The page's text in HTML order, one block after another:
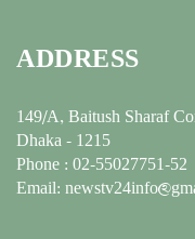
ADDRESS
149/A, Baitush Sharaf
Dhaka - 1215
Phone : 02-55027751-52
Email: